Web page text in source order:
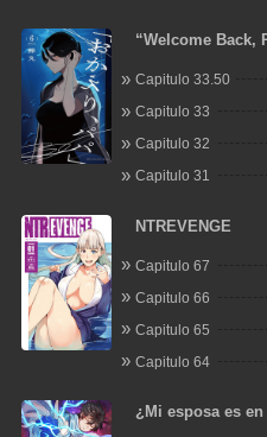
“Welcome Back,
Capitulo 33.50
Capitulo 33
Capitulo 32
Capitulo 31
NTREVENGE
Capitulo 67
Capitulo 66
Capitulo 65
Capitulo 64
¿Mi esposa es